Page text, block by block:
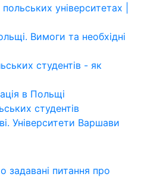
університетах |
Вимоги та необхідні
студентів - як
в Польщі
студентів
Університети Варшави
задавані питання про